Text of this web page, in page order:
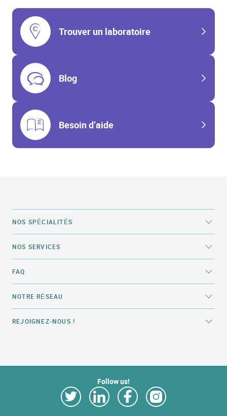
Trouver un laboratoire
Blog
Besoin d’aide
NOS SPÉCIALITÉS
NOS SERVICES
FAQ
NOTRE RÉSEAU
REJOIGNEZ-NOUS !
Follow us!